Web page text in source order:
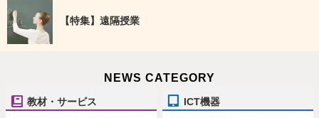
【特集】遠隔授業
NEWS CATEGORY
教材・サービス ICT機器